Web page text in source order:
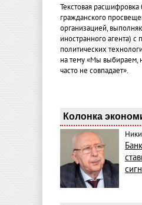
Текстовая
гражданского
организацией,
иностранного агента)
политических
на тему «Мы выбираем,
часто не совпадает».
Колонка